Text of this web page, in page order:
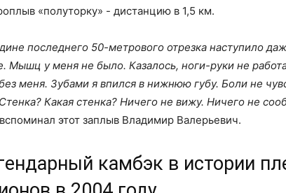
«полуторку» - дистанцию в 1,5 км.
последнего 50-метрового отрезка наступило
Мышц у меня не было. Казалось, ноги-руки не
меня. Зубами я впился в нижнюю губу. Боли не
Какая стенка? Ничего не вижу. Ничего не
этот заплыв Владимир Валерьевич.
камбэк в истории